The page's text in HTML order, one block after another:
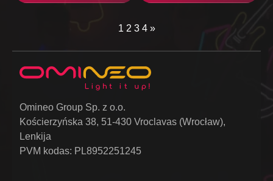
1 2 3 4 »
Omineo Group Sp. z o.o.
Kościerzyńska 38, 51-430 Vroclavas (Wrocław),
Lenkija
PVM kodas: PL8952251245